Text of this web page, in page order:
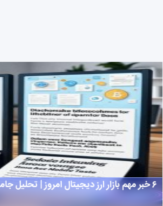
۶ خبر مهم بازار ارز دیجیتال امروز | تحلیل جامع ۲۹ مه ۲۰۲۵